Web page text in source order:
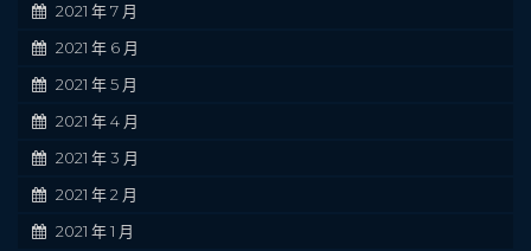
2021 年 7 月
2021 年 6 月
2021 年 5 月
2021 年 4 月
2021 年 3 月
2021 年 2 月
2021 年 1 月